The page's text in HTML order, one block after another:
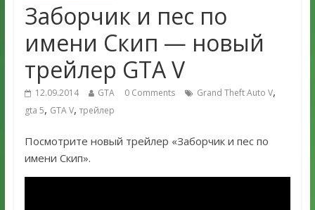
Заборчик и пес по
имени Скип — новый
трейлер GTA V
12.09.2014 GTA 0 Comments Grand Theft Auto V,
gta 5, GTA V, трейлер
Посмотрите новый трейлер «Заборчик и пес по
имени Скип».